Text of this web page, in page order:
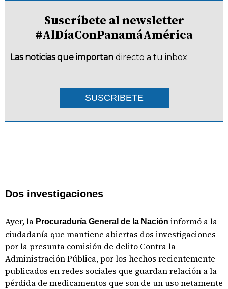
Suscríbete al newsletter
#AlDíaConPanamáAmérica
Las noticias que importan directo a tu inbox
SUSCRIBETE
Dos investigaciones
Ayer, la Procuraduría General de la Nación informó a la
ciudadanía que mantiene abiertas dos investigaciones
por la presunta comisión de delito Contra la
Administración Pública, por los hechos recientemente
publicados en redes sociales que guardan relación a la
pérdida de medicamentos que son de un uso netamente